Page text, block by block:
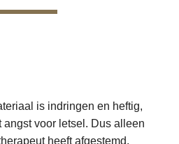
is indringen en heftig,
angst voor letsel. Dus alleen
heeft afgestemd.